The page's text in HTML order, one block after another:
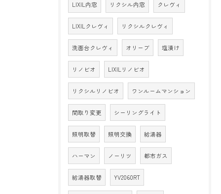
LIXIL内窓 リクシル内窓 クレヴィ
LIXILクレヴィ リクシルクレヴィ
洗面台クレヴィ オリーブ 塩漬け
リノビオ LIXILリノビオ
リクシルリノビオ ワンルームマンション
間取り変更 シーリングライト
照明取替 照明交換 給湯器
ハーマン ノーリツ 都市ガス
給湯器取替 YV2060RT